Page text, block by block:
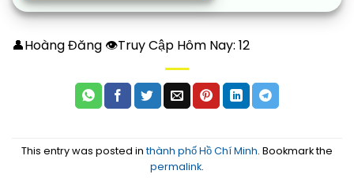
👤Hoàng Đăng 👁Truy Cập Hôm Nay: 12
This entry was posted inthành phố Hồ Chí Minh. Bookmark the
permalink.